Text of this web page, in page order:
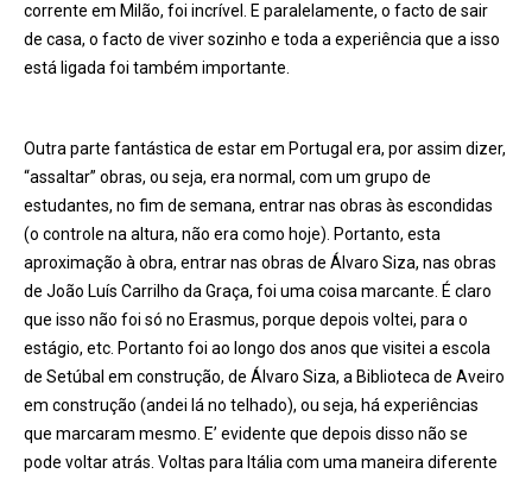
corrente em Milão, foi incrível. E paralelamente, o facto de sair
de casa, o facto de viver sozinho e toda a experiência que a isso
está ligada foi também importante.
Outra parte fantástica de estar em Portugal era, por assim dizer,
“assaltar” obras, ou seja, era normal, com um grupo de
estudantes, no fim de semana, entrar nas obras às escondidas
(o controle na altura, não era como hoje). Portanto, esta
aproximação à obra, entrar nas obras de Álvaro Siza, nas obras
de João Luís Carrilho da Graça, foi uma coisa marcante. É claro
que isso não foi só no Erasmus, porque depois voltei, para o
estágio, etc. Portanto foi ao longo dos anos que visitei a escola
de Setúbal em construção, de Álvaro Siza, a Biblioteca de Aveiro
em construção (andei lá no telhado), ou seja, há experiências
que marcaram mesmo. E’ evidente que depois disso não se
pode voltar atrás. Voltas para Itália com uma maneira diferente